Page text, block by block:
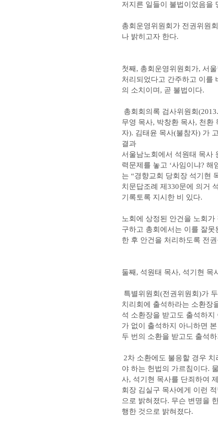
저지른 일들이 불법이었음을
총회운영위원회가 전권위원
나 밝히고자 한다.
첫째, 총회운영위원회가, 서
처리되었다고 간주하고 이를
의 소치이며, 곧 불법이다.
총회회의록 검사위원회
무영 목사, 박창환 목사, 천환
자). 김태윤 목사(불참자) 가
결과
서울남노회에서 석원태 목사
력문제를 놓고 ‘사임이냐?
는 “경향교회 당회장 석기현
치문답조례 제330문에 의거
기록토록 지시한 비 있다.
노회에 상정된 안건을 노회
구하고 총회에서는 이를 잘
한 후 안건을 처리하도록 전
둘째, 석원태 목사, 석기현 목
특별위원회(전권위원회)가
치리회에 출석하라는 소환장
석 소환장을 받고도 출석하
가 없이 출석하지 아니하면
두 번의 소환을 받고도 출석
2차 소환에도 불응할 경우
야 하는 헌법의 가르침이다.
사, 석기현 목사를 단죄하여
회장 김실구 목사에게 이런
으로 밝혀졌다. 무슨 변명을
행한 것으로 밝혀졌다.